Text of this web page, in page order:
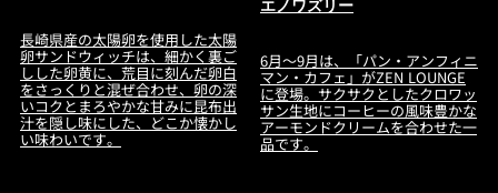
長崎県産の太陽卵を使用した太陽
卵サンドウィッチは、細かく裏ご
しした卵黄に、荒目に刻んだ卵白
をさっくりと混ぜ合わせ、卵の深
いコクとまろやかな甘みに昆布出
汁を隠し味にした、どこか懐かし
い味わいです。
エノワズリー
6月～9月は、「パン・アンフィニ
マン・カフェ」がZEN LOUNGE
に登場。サクサクとしたクロワッ
サン生地にコーヒーの風味豊かな
アーモンドクリームを合わせた一
品です。